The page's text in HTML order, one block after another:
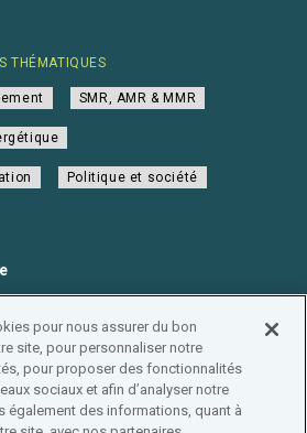
THÉMATIQUES
SMR, AMR & MMR
Politique et société
pour nous assurer du bon
site, pour personnaliser notre
pour proposer des fonctionnalités
sociaux et afin d’analyser notre
également des informations, quant à